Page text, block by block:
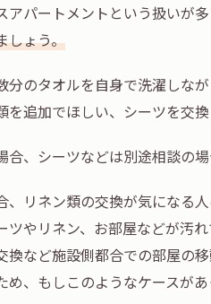
アパートメントという扱いが
しょう。
分のタオルを自身で洗濯しな
を追加でほしい、シーツを交
、シーツなどは別途相談の
、リネン類の交換が気になる
ツやリネン、お部屋などが汚
換など施設側都合での部屋の
、もしこのようなケースが